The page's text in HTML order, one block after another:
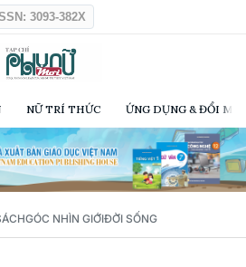
3093-382X
NỮ TRÍ THỨC ỨNG DỤNG & ĐỔI
GÓC NHÌN GIỚIĐỜI SỐNG